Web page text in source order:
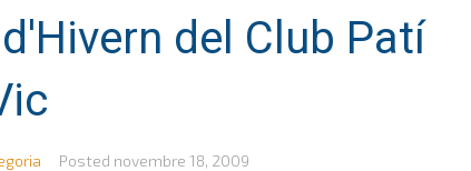
del Club Patí
Posted novembre 18, 2009